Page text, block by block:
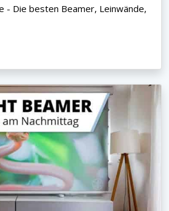
- Die besten Beamer, Leinwände,